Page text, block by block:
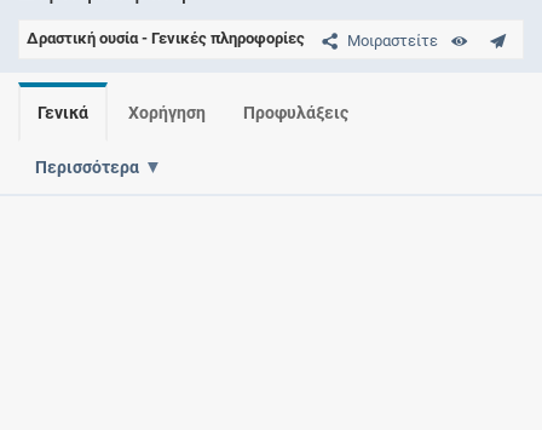
Μοιραστείτε
Δραστική ουσία - Γενικές πληροφορίες
Γενικά Χορήγηση Προφυλάξεις
Περισσότερα